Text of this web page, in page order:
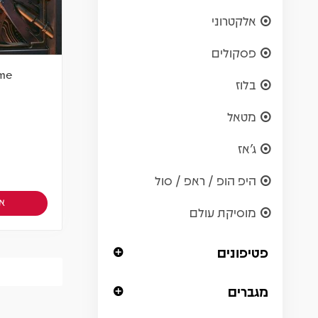
אלקטרוני
פסקולים
בלוז
מטאל
ג'אז
היפ הופ / ראפ / סול
מוסיקת עולם
פטיפונים
מגברים